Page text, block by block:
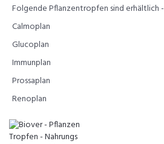
Folgende Pflanzentropfen sind erhältlich -
Calmoplan
Glucoplan
Immunplan
Prossaplan
Renoplan